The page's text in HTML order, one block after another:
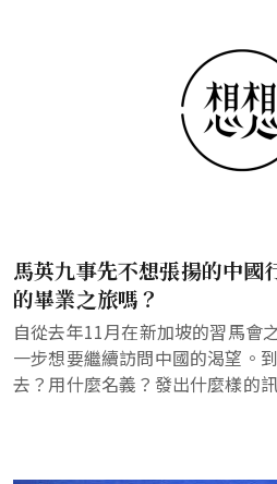
馬英九事先不想張揚的中國
的畢業之旅嗎？
自從去年11月在新加坡的習馬會
一步想要繼續訪問中國的渴望。
去？用什麼名義？發出什麼樣的